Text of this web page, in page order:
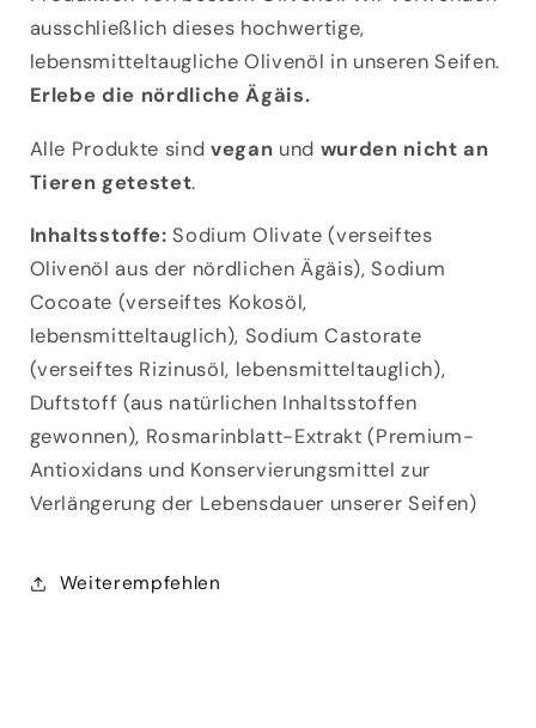
ausschließlich dieses hochwertige,
lebensmitteltaugliche Olivenöl in unseren Seifen.
Erlebe die nördliche Ägäis.
Alle Produkte sindvegan und wurden nicht an
Tieren getestet.
Inhaltsstoffe: Sodium Olivate (verseiftes
Olivenöl aus der nördlichen Ägäis), Sodium
Cocoate (verseiftes Kokosöl,
lebensmitteltauglich), Sodium Castorate
(verseiftes Rizinusöl, lebensmitteltauglich),
Duftstoff (aus natürlichen Inhaltsstoffen
gewonnen), Rosmarinblatt-Extrakt (Premium-
Antioxidans und Konservierungsmittel zur
Verlängerung der Lebensdauer unserer Seifen)
Weiterempfehlen